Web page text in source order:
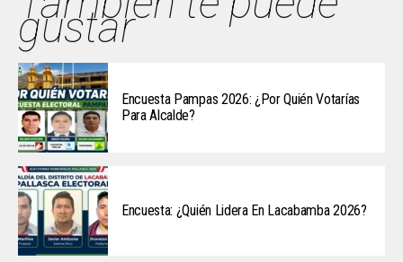
gustar
Encuesta Pampas 2026: ¿Por Quién Votarías
Para Alcalde?
Encuesta: ¿Quién Lidera En Lacabamba 2026?